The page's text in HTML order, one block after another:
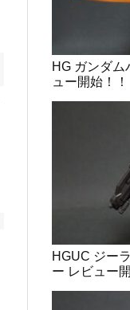
HG ガンダ
ュー開始！！
HGUC ジー
ー レビュー